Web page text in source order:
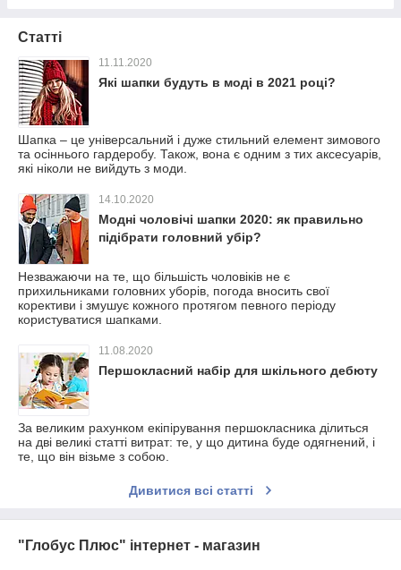
Статті
11.11.2020
Які шапки будуть в моді в 2021 році?
Шапка – це універсальний і дуже стильний елемент зимового
та осіннього гардеробу. Також, вона є одним з тих аксесуарів,
які ніколи не вийдуть з моди.
14.10.2020
Модні чоловічі шапки 2020: як правильно
підібрати головний убір?
Незважаючи на те, що більшість чоловіків не є
прихильниками головних уборів, погода вносить свої
корективи і змушує кожного протягом певного періоду
користуватися шапками.
11.08.2020
Першокласний набір для шкільного дебюту
За великим рахунком екіпірування першокласника ділиться
на дві великі статті витрат: те, у що дитина буде одягнений, і
те, що він візьме з собою.
Дивитися всі статті
"Глобус Плюс" інтернет - магазин